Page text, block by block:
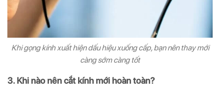
Khi gọng kính xuất hiện dấu hiệu xuống cấp, bạn nên thay mới
càng sớm càng tốt
3. Khi nào nên cắt kính mới hoàn toàn?